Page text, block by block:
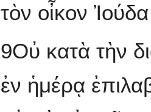
τὸν οἶκον
9Οὐ κατὰ τὴν
ἐν ἡμέρᾳ